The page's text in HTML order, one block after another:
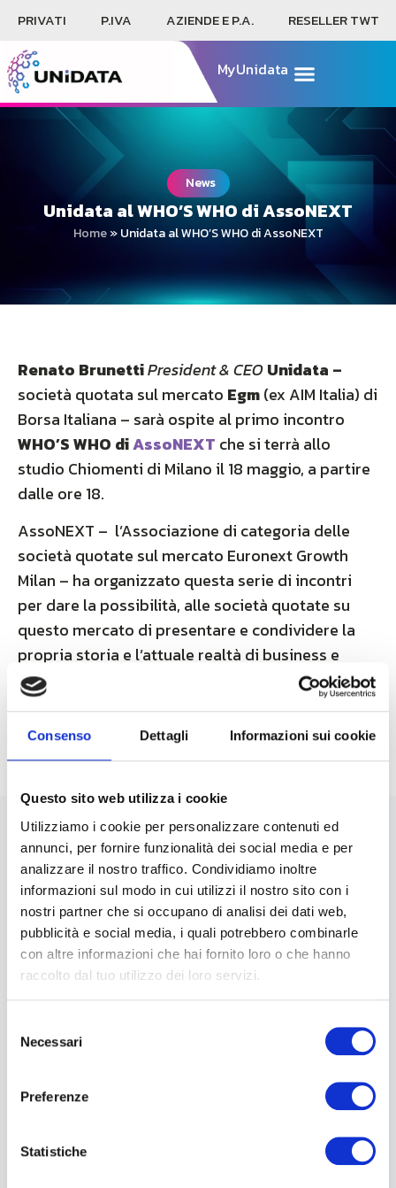
Consenso Dettagli Informazioni sui cookie
Questo sito web utilizza i cookie
Utilizziamo i cookie per personalizzare contenuti ed
annunci, per fornire funzionalità dei social media e per
analizzare il nostro traffico. Condividiamo inoltre
informazioni sul modo in cui utilizzi il nostro sito con i
nostri partner che si occupano di analisi dei dati web,
pubblicità e social media, i quali potrebbero combinarle
con altre informazioni che hai fornito loro o che hanno
raccolto dal tuo utilizzo dei loro servizi.
delNecessari
Preferenze
Statistiche
PRIVATI P.IVA AZIENDE E P.A. RESELLER TWT
MyUnidata
News
Unidata al WHO’S WHO di AssoNEXT
Home»Unidata al WHO’S WHO di AssoNEXT
Renato BrunettiPresident & CEOUnidata –
società quotata sul mercato Egm(ex AIM Italia) di
Borsa Italiana – sarà ospite al primo incontro
WHO’S WHO diAssoNEXT che si terrà allo
studio Chiomenti di Milano il 18 maggio, a partire
dalle ore 18.
AssoNEXT – l’Associazione di categoria delle
società quotate sul mercato Euronext Growth
Milan – ha organizzato questa serie di incontri
per dare la possibilità, alle società quotate su
questo mercato di presentare e condividere la
propria storia e l’attuale realtà di business e
creare networking.
Per info: emilia.orsini@assonext.it
News
Luglio 23, 2026
Unidata Porta La Fibra Ultraveloce Nelle
Aree Del Sisma 2016: Firmato Il Contratto
Infratel Da 25 Milioni Di Euro